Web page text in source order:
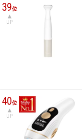
39位
UP
40位
UP